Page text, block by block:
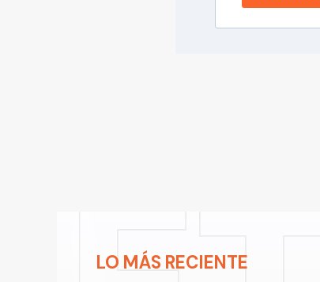
LO MÁS RECIENTE